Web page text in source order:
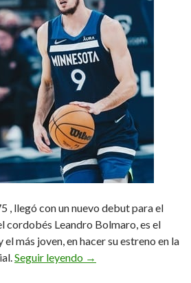
, llegó con un nuevo debut para el
cordobés Leandro Bolmaro, es el
más joven, en hacer su estreno en la
Seguir leyendo Comenzó la NBA,
→